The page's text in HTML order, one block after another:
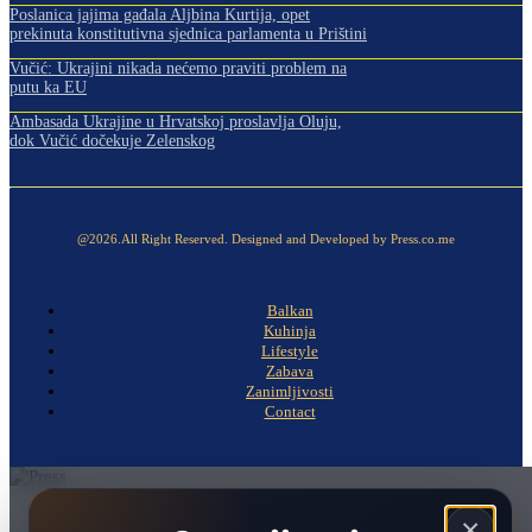
Poslanica jajima gađala Aljbina Kurtija, opet
prekinuta konstitutivna sjednica parlamenta u Prištini
Vučić: Ukrajini nikada nećemo praviti problem na
putu ka EU
Ambasada Ukrajine u Hrvatskoj proslavlja Oluju,
dok Vučić dočekuje Zelenskog
@2026.All Right Reserved. Designed and Developed by Press.co.me
Balkan
Kuhinja
Lifestyle
Zabava
Zanimljivosti
Contact